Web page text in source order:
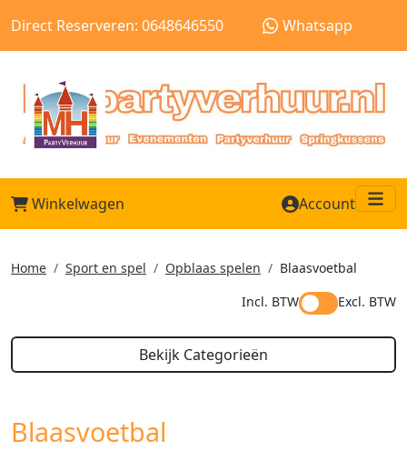
Direct Reserveren: 0648646550 Whatsapp
Winkelwagen Account
Home Sport en spel Opblaas spelen
Blaasvoetbal
Incl. BTW
Excl. BTW
Bekijk Categorieën
Blaasvoetbal